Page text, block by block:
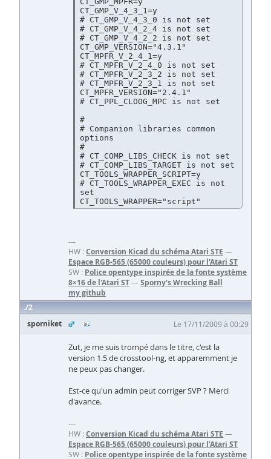
CT_GMP_V_4_3_1=y
# CT_GMP_V_4_3_0 is not set
# CT_GMP_V_4_2_4 is not set
# CT_GMP_V_4_2_2 is not set
CT_GMP_VERSION="4.3.1"
CT_MPFR_V_2_4_1=y
# CT_MPFR_V_2_4_0 is not set
# CT_MPFR_V_2_3_2 is not set
# CT_MPFR_V_2_3_1 is not set
CT_MPFR_VERSION="2.4.1"
# CT_PPL_CLOOG_MPC is not set
#
# Companion libraries common
options
#
# CT_COMP_LIBS_CHECK is not set
# CT_COMP_LIBS_TARGET is not set
CT_TOOLS_WRAPPER_SCRIPT=y
# CT_TOOLS_WRAPPER_EXEC is not
set
---
HW : Conversion Kicad du schéma Atari STE —
Espace RGB-565 (65000 couleurs) pour l'Atari ST
SW : Police opentype inspirée de la fonte système
8×16 de l'Atari ST—Sporny's Wrecking Ball
my github
2
sporniket
Le 17/11/2009 à 00:29
Zut, je me suis trompé dans le titre, c'est la
version 1.5 de crosstool-ng, et apparemment je
ne peux pas changer.
Est-ce qu'un admin peut corriger SVP ? Merci
d'avance.
---
HW : Conversion Kicad du schéma Atari STE —
Espace RGB-565 (65000 couleurs) pour l'Atari ST
SW : Police opentype inspirée de la fonte système